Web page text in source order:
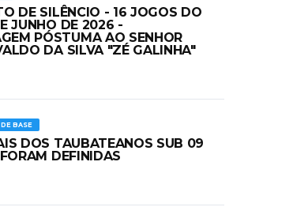
DE SILÊNCIO - 16 JOGOS DO
JUNHO DE 2026 -
PÓSTUMA AO SENHOR
DA SILVA "ZÉ GALINHA"
BASE
DOS TAUBATEANOS SUB 09
DEFINIDAS